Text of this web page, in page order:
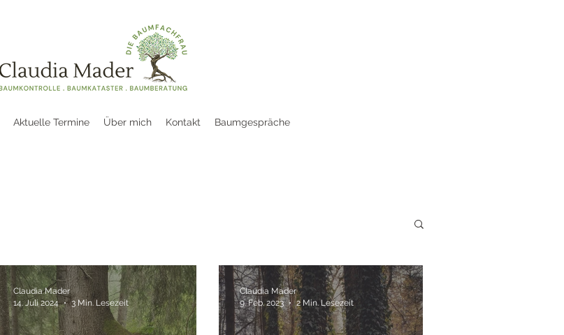
Aktuelle Termine Über mich Kontakt Baumgespräche
Claudia Mader
14. Juli 2024
3 Min. Lesezeit
Claudia Mader
9. Feb. 2023
2 Min. Lesezeit